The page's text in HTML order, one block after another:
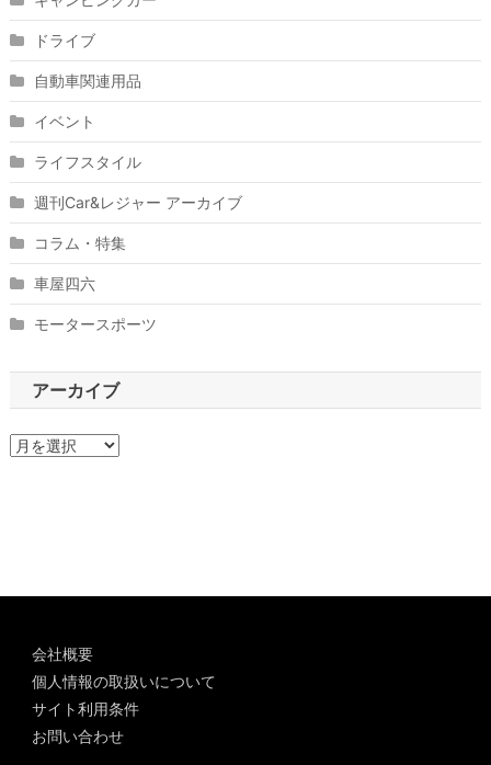
ドライブ
自動車関連用品
イベント
ライフスタイル
週刊Car&レジャー アーカイブ
コラム・特集
車屋四六
モータースポーツ
アーカイブ
ア
会社概要
個人情報の取扱いについて
サイト利用条件
お問い合わせ